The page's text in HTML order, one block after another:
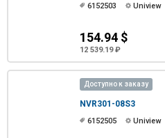
6152503 Uniview
154.94 $
12 539.19 ₽
Доступно к заказу
NVR301-08S3
6152505 Uniview